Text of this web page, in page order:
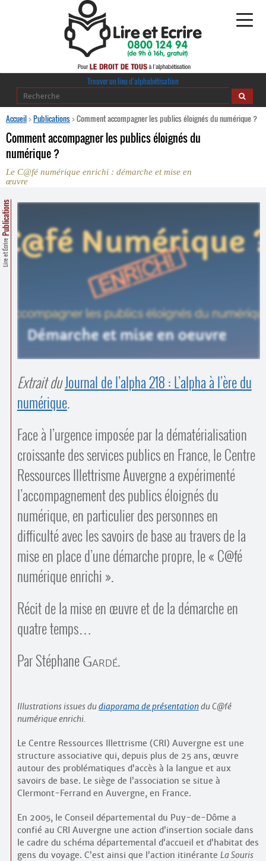
Alphabétisation
Publications
journaldelalpha.be
Ressources pédagogiques
Bienvenue en Belgique
Espace presse
Contacts
Trouver un lieu d’alphabétisation
Accueil>Publications>Comment accompagner les publics éloignés du numérique ?
Comment accompagner les publics éloignés du
numérique ?
Le C@fé numérique enrichi : démarche et mise en
œuvre
Lire et Écrire
Publications
Extrait duJournal de l’alpha 218 : L’alpha à l’ère du
numérique.
Face à l’urgence imposée par la dématérialisation
croissante des services publics en France, le Centre
Ressources Illettrisme Auvergne a expérimenté
l’accompagnement des publics éloignés du
numérique, en particulier des personnes en
difficulté avec les savoirs de base au travers de la
mise en place d’une démarche propre, le « C@fé
numérique enrichi ».
Récit de la mise en œuvre et de la démarche en
quatre temps…
Par Stéphane Gardé.
Illustrations issues dudiaporama de présentationdu C@fé
numérique enrichi.
Le Centre Ressources Illettrisme (CRI) Auvergne est une
structure associative qui, depuis plus de 25 ans, œuvre
autour des problématiques d’accès à la langue et aux
savoirs de base. Le siège de l’association se situe à
Clermont-Ferrand en Auvergne, en France.
En 2005, le Conseil départemental du Puy-de-Dôme a
confié au CRI Auvergne une action d’insertion sociale dans
le cadre du schéma départemental d’accueil et d’habitat des
gens du voyage. C’est ainsi que l’action itinérante La Souris